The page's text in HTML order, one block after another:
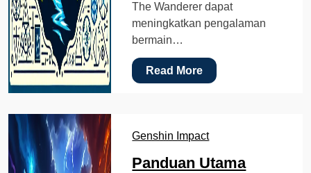
The Wanderer dapat
meningkatkan pengalaman
bermain…
Read More
Genshin Impact
Panduan Utama